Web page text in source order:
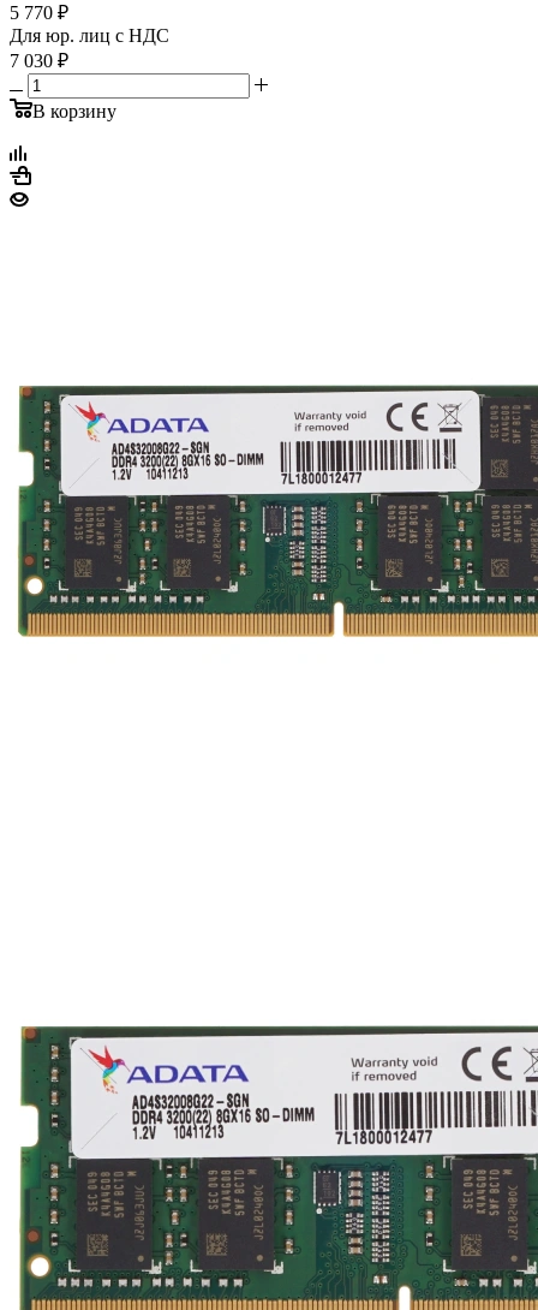
5 770 ₽
Для юр. лиц c НДС
7 030 ₽
В корзину